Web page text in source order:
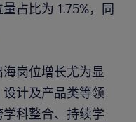
占比为 1.75%，同
岗位增长尤为显
计及产品类等领
科整合、持续学